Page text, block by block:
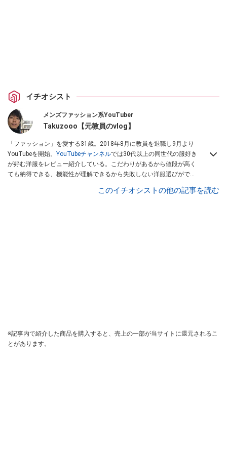
イチオシスト
メンズファッション系YouTuber
Takuzooo【元教員のvlog】
「ファッション」を愛する31歳。2018年8月に教員を退職し9月より
YouTubeを開始。 YouTubeチャンネルでは30代以上の同世代の服好き
が好む洋服をレビュー紹介している。こだわりがあるから値段が高く
ても納得できる、機能性が理解できるから失敗しない洋服選びができ
このイチオシストの他の記事を読む
※記事内で紹介した商品を購入すると、売上の一部が当サイトに還元されるこ
とがあります。